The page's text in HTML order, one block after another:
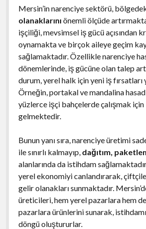
Mersin’in narenciye sektörü,
olanaklarını önemli ölçüde
işçiliği, mevsimsel iş gücü açısından
oynamakta ve birçok aileye geçim
sağlamaktadır. Özellikle narenciye
dönemlerinde, iş gücüne olan talep
durum, yerel halk için yeni iş fırsatları
Örneğin, portakal ve mandalina hasadı
yüzlerce işçi bahçelerde çalışmak
gelmektedir.
Bunun yanı sıra, narenciye üretimi
ile sınırlı kalmayıp, dağıtım,
alanlarında da istihdam
yerel ekonomiyi canlandırarak,
gelir olanakları sunmaktadır.
üreticileri, hem yerel pazarlara hem
pazarlara ürünlerini sunarak,
döngü oluştururlar.